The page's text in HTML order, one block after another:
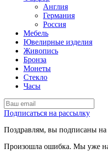
Англия
Германия
Россия
Мебель
Ювелирные изделия
Живопись
Бронза
Монеты
Стекло
Часы
Подписаться на рассылку
Поздравлям, вы подписаны на
Произошла ошибка. Мы уже